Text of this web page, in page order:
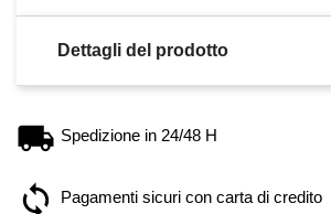
Dettagli del prodotto
Spedizione in 24/48 H
Pagamenti sicuri con carta di credito